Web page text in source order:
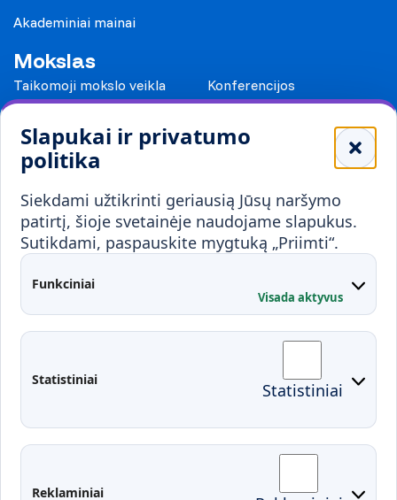
Slapukai ir privatumo
politika
Siekdami užtikrinti geriausią Jūsų naršymo
patirtį, šioje svetainėje naudojame slapukus.
Sutikdami, paspauskite mygtuką „Priimti“.
Funkciniai
Visada aktyvus
Statistiniai Statistiniai
Reklaminiai
Akademiniai mainai
Mokslas
Taikomoji mokslo veikla
Konferencijos
Mokykloms
Visuomenei ir verslui
Mokymai ir konsultavimas
Partnerystės
Karjera
Kontaktai
Administracija
Fakultetai
Studentų atstovybė
Moodle
EDINA
Pasirengimas ekstremaliai